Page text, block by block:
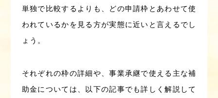
単独で比較するよりも、どの申請枠とあわせて使
われているかを見る方が実態に近いと言えるでし
ょう。
それぞれの枠の詳細や、事業承継で使える主な補
助金については、以下の記事でも詳しく解説して